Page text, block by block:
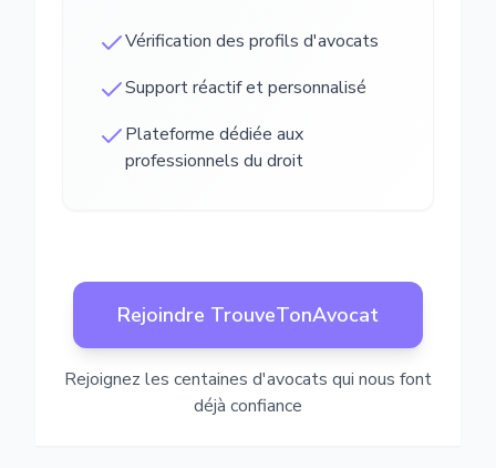
Vérification des profils d'avocats
Support réactif et personnalisé
Plateforme dédiée aux
professionnels du droit
Rejoindre TrouveTonAvocat
Rejoignez les centaines d'avocats qui nous font
déjà confiance